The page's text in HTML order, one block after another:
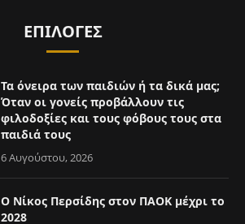
ΕΠΙΛΟΓΈΣ
Τα όνειρα των παιδιών ή τα δικά μας;
Όταν οι γονείς προβάλλουν τις
φιλοδοξίες και τους φόβους τους στα
παιδιά τους
6 Αυγούστου, 2026
Ο Νίκος Περσίδης στον ΠΑΟΚ μέχρι το
2028